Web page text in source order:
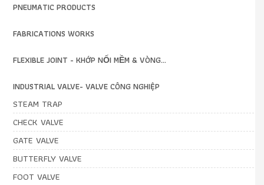
PNEUMATIC PRODUCTS
FABRICATIONS WORKS
FLEXIBLE JOINT - KHỚP NỐI MỀM & VÒNG...
INDUSTRIAL VALVE- VALVE CÔNG NGHIỆP
STEAM TRAP
CHECK VALVE
GATE VALVE
BUTTERFLY VALVE
FOOT VALVE